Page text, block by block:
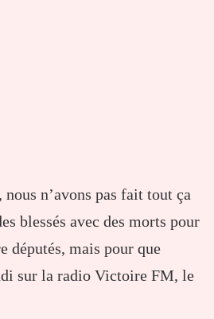
n’avons pas fait tout ça
blessés avec des morts pour
députés, mais pour que
sur la radio Victoire FM, le